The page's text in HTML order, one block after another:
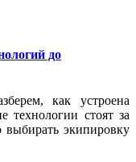
до
как устроена
технологии стоят за
экипировку